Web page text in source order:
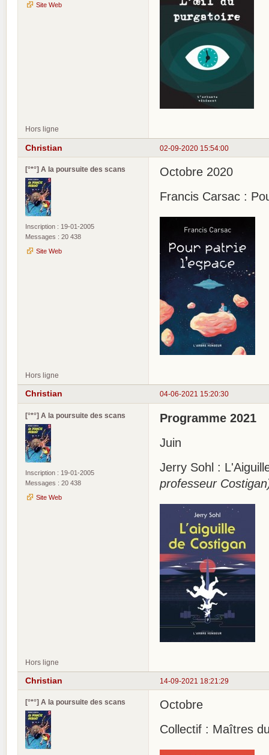
Site Web
Hors ligne
02-09-2020 15:54:00
Christian
[°*°] A la poursuite des scans
Inscription : 19-01-2005
Messages : 20 438
Site Web
Octobre 2020
Francis Carsac :
Hors ligne
04-06-2021 15:20:30
Christian
[°*°] A la poursuite des scans
Inscription : 19-01-2005
Messages : 20 438
Site Web
Programme 2021
Juin
Jerry Sohl :
professeur
Hors ligne
14-09-2021 18:21:29
Christian
[°*°] A la poursuite des scans
Octobre
Collectif : Maîtres